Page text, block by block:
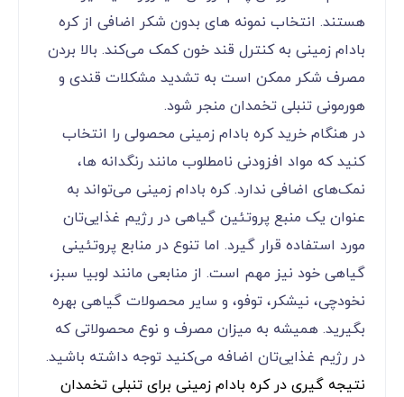
هستند. انتخاب نمونه های بدون شکر اضافی از کره
بادام زمینی به کنترل قند خون کمک می‌کند. بالا بردن
مصرف شکر ممکن است به تشدید مشکلات قندی و
هورمونی تنبلی تخمدان منجر شود.
در هنگام خرید کره بادام زمینی محصولی را انتخاب
‌کنید که مواد افزودنی نامطلوب مانند رنگدانه ها،
نمک‌های اضافی ندارد. کره بادام زمینی می‌تواند به
عنوان یک منبع پروتئین گیاهی در رژیم غذایی‌تان
مورد استفاده قرار گیرد. اما تنوع در منابع پروتئینی
گیاهی خود نیز مهم است. از منابعی مانند لوبیا سبز،
نخودچی، نیشکر، توفو، و سایر محصولات گیاهی بهره
بگیرید. همیشه به میزان مصرف و نوع محصولاتی که
در رژیم غذایی‌تان اضافه می‌کنید توجه داشته باشید.
نتیجه گیری در کره بادام زمینی برای تنبلی تخمدان